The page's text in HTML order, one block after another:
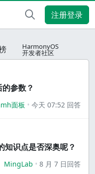
注册登录
HarmonyOS
开发者社区
参数？
面板 今天 07:52 回答
知识点是否深奥呢？
MingLab 8 月 7 日回答